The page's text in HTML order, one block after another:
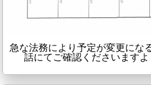
急な法務により予定が変更にな
話にてご確認くださいますよ